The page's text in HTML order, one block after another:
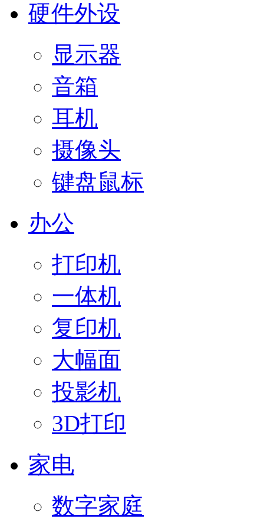
硬件外设
显示器
音箱
耳机
摄像头
键盘鼠标
办公
打印机
一体机
复印机
大幅面
投影机
3D打印
家电
数字家庭